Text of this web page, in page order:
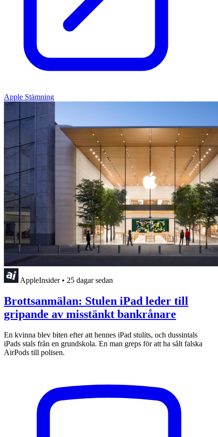
Apple Stämning
AppleInsider • 25 dagar sedan
Brottsanmälan: Stulen iPad leder till
gripande av misstänkt bankrånare
En kvinna blev biten efter att hennes iPad stulits, och dussintals
iPads stals från en grundskola. En man greps för att ha sålt falska
AirPods till polisen.